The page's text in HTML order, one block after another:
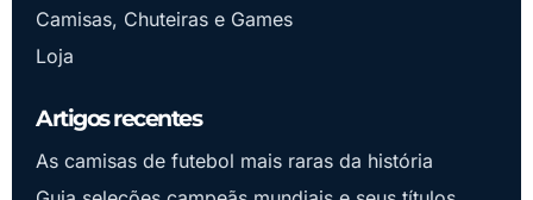
Camisas, Chuteiras e Games
Loja
Artigos recentes
As camisas de futebol mais raras da história